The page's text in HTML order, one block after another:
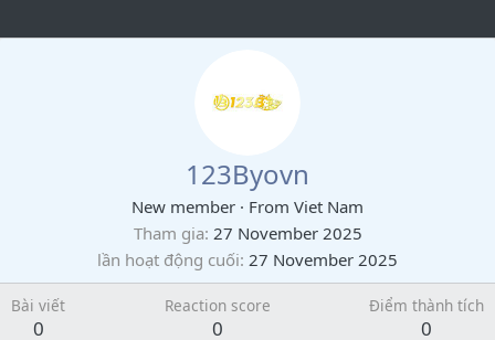
123Byovn
New member · From Viet Nam
Tham gia 27 November 2025
lần hoạt động cuối 27 November 2025
Bài viết
0
Reaction score
0
Điểm thành tích
0